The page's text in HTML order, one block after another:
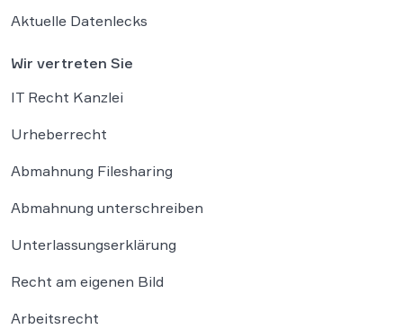
Aktuelle Datenlecks
Wir vertreten Sie
IT Recht Kanzlei
Urheberrecht
Abmahnung Filesharing
Abmahnung unterschreiben
Unterlassungserklärung
Recht am eigenen Bild
Arbeitsrecht